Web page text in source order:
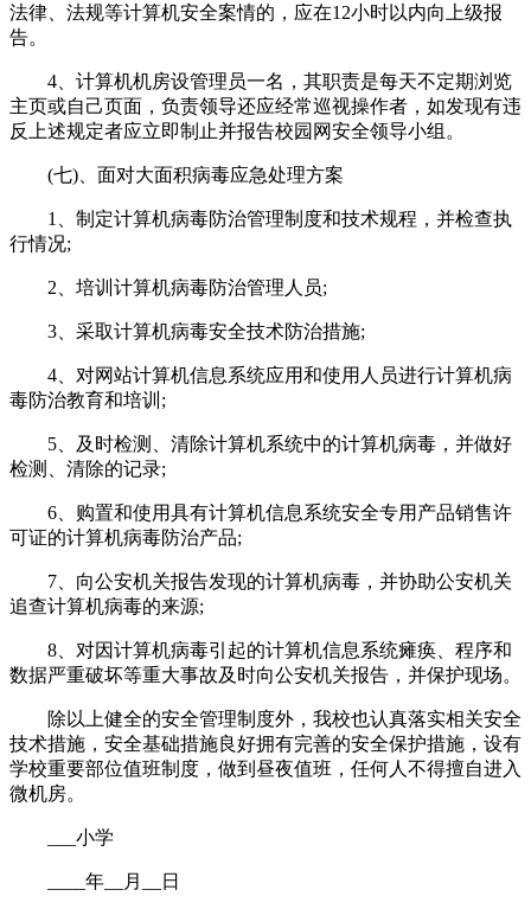
法律、法规等计算机安全案情的，应在12小时以内向上级报
告。
4、计算机机房设管理员一名，其职责是每天不定期浏览
主页或自己页面，负责领导还应经常巡视操作者，如发现有违
反上述规定者应立即制止并报告校园网安全领导小组。
(七)、面对大面积病毒应急处理方案
1、制定计算机病毒防治管理制度和技术规程，并检查执
行情况;
2、培训计算机病毒防治管理人员;
3、采取计算机病毒安全技术防治措施;
4、对网站计算机信息系统应用和使用人员进行计算机病
毒防治教育和培训;
5、及时检测、清除计算机系统中的计算机病毒，并做好
检测、清除的记录;
6、购置和使用具有计算机信息系统安全专用产品销售许
可证的计算机病毒防治产品;
7、向公安机关报告发现的计算机病毒，并协助公安机关
追查计算机病毒的来源;
8、对因计算机病毒引起的计算机信息系统瘫痪、程序和
数据严重破坏等重大事故及时向公安机关报告，并保护现场。
除以上健全的安全管理制度外，我校也认真落实相关安全
技术措施，安全基础措施良好拥有完善的安全保护措施，设有
学校重要部位值班制度，做到昼夜值班，任何人不得擅自进入
微机房。
___小学
____年__月__日